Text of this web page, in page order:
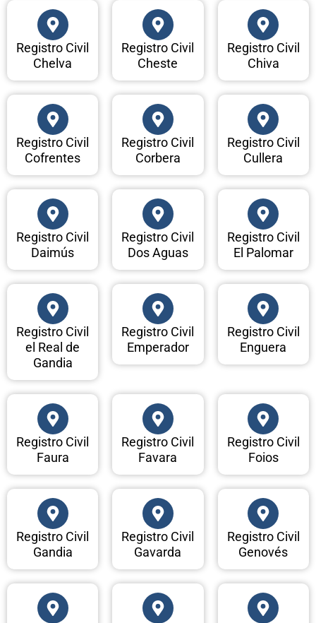
Registro Civil
Chelva
Registro Civil
Cheste
Registro Civil
Chiva
Registro Civil
Cofrentes
Registro Civil
Corbera
Registro Civil
Cullera
Registro Civil
Daimús
Registro Civil
Dos Aguas
Registro Civil
El Palomar
Registro Civil
el Real de
Gandia
Registro Civil
Emperador
Registro Civil
Enguera
Registro Civil
Faura
Registro Civil
Favara
Registro Civil
Foios
Registro Civil
Gandia
Registro Civil
Gavarda
Registro Civil
Genovés